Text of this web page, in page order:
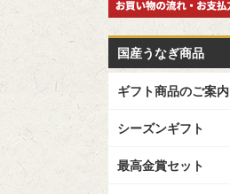
国産うなぎ商品
ギフト商品のご案内
シーズンギフト
最高金賞セット